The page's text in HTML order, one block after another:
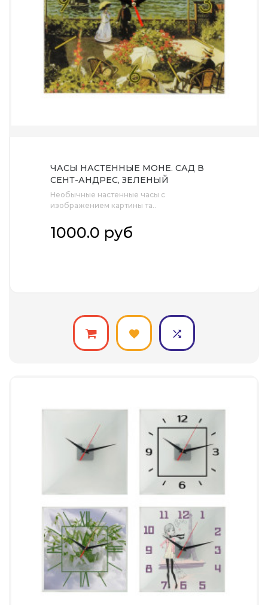
ЧАСЫ НАСТЕННЫЕ МОНЕ. САД В
СЕНТ-АНДРЕС, ЗЕЛЕНЫЙ
Необычные настенные часы с
изображением картины та..
1000.0 руб